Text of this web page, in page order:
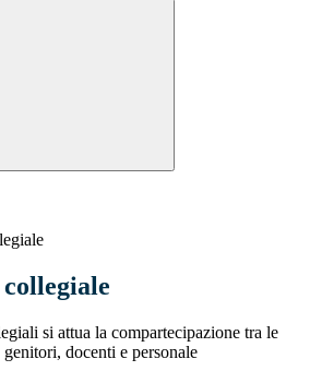
si attua la compartecipazione tra le
docenti e personale